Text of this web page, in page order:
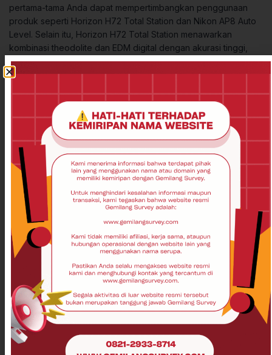
pertama-tama Anda dapat mempertimbangkan penggunaan
produk seperti Horizon H72 Total Station dan Nikon AP8 Auto
Level. Selain itu, Horizon H72 Total Station menawarkan
kombinasi theodolite dan EDM digital dengan akurasi tinggi,
sehingga memudahkan Anda dalam pengukuran yang
kompleks. Sementara itu, Nikon AP8 Auto Level juga
dengan presisi, sehingga mempercepat proses survei di
lapangan. Oleh karena itu, dengan menggunakan kedua
produk ini secara bersamaan, Anda dapat meningkatkan
kualitas dan efisiensi pekerjaan survei serta konstruksi secara
signifikan.
Also Read:
Fungsi & Aplikasinya
Selain itu, memilih Alat Pengukuran Tanah yang tepat sangat
penting untuk keberhasilan proyek Anda. Dengan demikian,
setelah memahami berbagai jenis alat dan fungsinya, Anda
dapat melakukan pengukuran dengan lebih akurat dan efisien,
yang pada gilirannya akan menghemat waktu dan biaya dalam
proyek. Oleh sebab itu, jangan ragu untuk mempertimbangkan
alat yang sesuai dengan kebutuhan dan spesifikasi proyek
Anda, karena keputusan ini akan berdampak langsung pada
kelancaran dan hasil akhir proyek.